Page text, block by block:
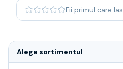
Blanded Japanese
Canadian
Rom
Vodka
Fii primul care
Alege sortimentul